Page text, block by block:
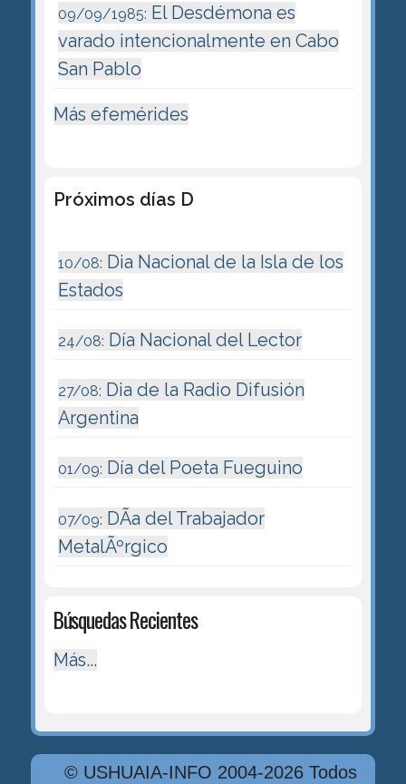
09/09/1985: El Desdémona es
varado intencionalmente en Cabo
San Pablo
Más efemérides
Próximos días D
10/08: Dia Nacional de la Isla de los
Estados
24/08: Día Nacional del Lector
27/08: Dia de la Radio Difusión
Argentina
01/09: Día del Poeta Fueguino
07/09: DÃ­a del Trabajador
MetalÃºrgico
Búsquedas Recientes
Más...
© USHUAIA-INFO 2004-2026 Todos